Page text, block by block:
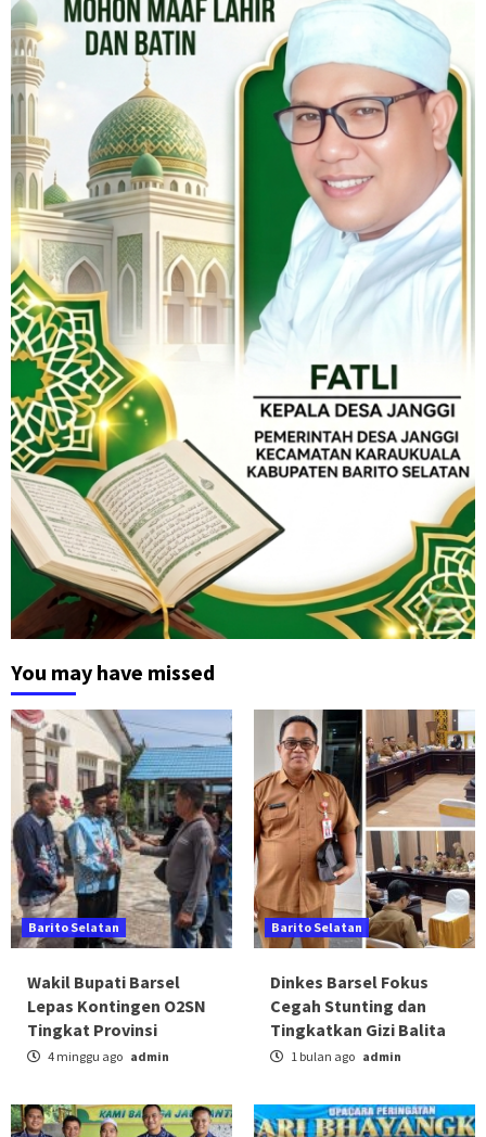
You may have missed
Barito Selatan
Wakil Bupati Barsel
Lepas Kontingen O2SN
Tingkat Provinsi
4 minggu ago admin
Barito Selatan
Dinkes Barsel Fokus
Cegah Stunting dan
Tingkatkan Gizi Balita
1 bulan ago admin